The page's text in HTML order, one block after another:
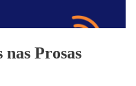
nas Prosas